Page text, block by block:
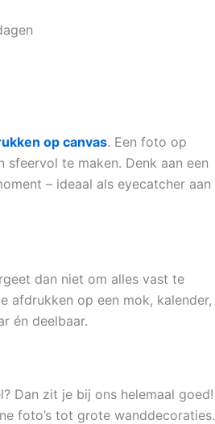
op canvas. Een foto op
te maken. Denk aan een
– ideaal als eyecatcher aan
dan niet om alles vast te
afdrukken op een mok, kalender,
én deelbaar.
Dan zit je bij ons helemaal goed!
foto’s tot grote wanddecoraties.